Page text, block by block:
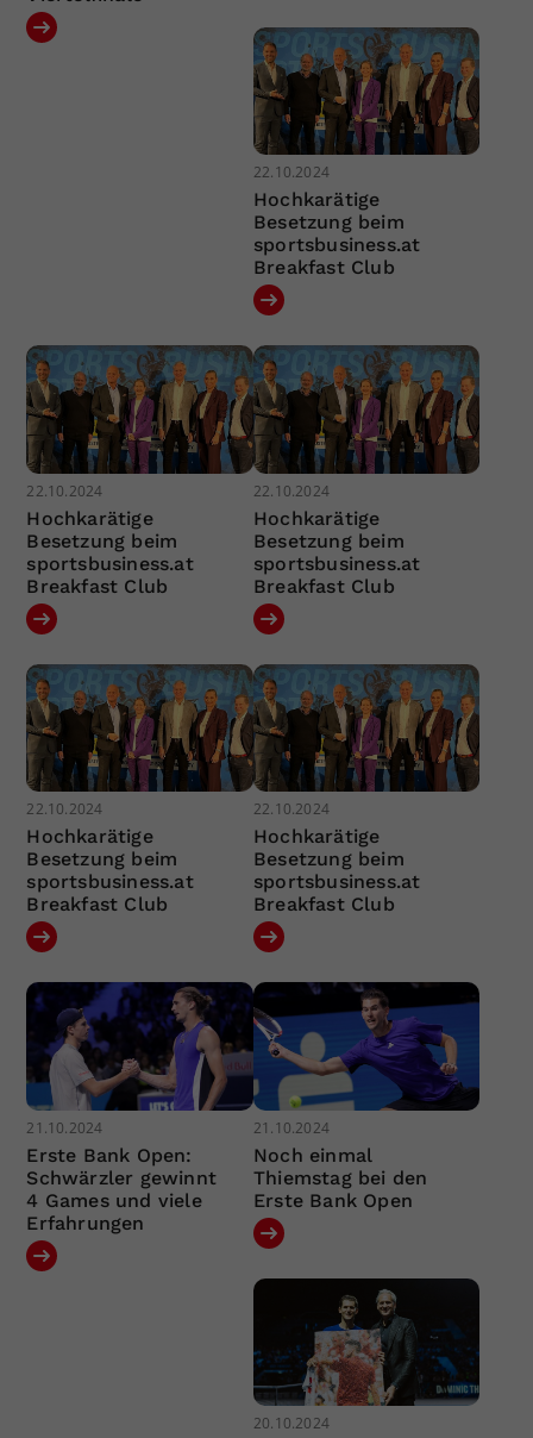
22.10.2024
Hochkarätige
Besetzung beim
sportsbusiness.at
Breakfast Club
22.10.2024
Hochkarätige
Besetzung beim
sportsbusiness.at
Breakfast Club
22.10.2024
Hochkarätige
Besetzung beim
sportsbusiness.at
Breakfast Club
22.10.2024
Hochkarätige
Besetzung beim
sportsbusiness.at
Breakfast Club
22.10.2024
Hochkarätige
Besetzung beim
sportsbusiness.at
Breakfast Club
21.10.2024
Erste Bank Open:
Schwärzler gewinnt
4 Games und viele
Erfahrungen
21.10.2024
Noch einmal
Thiemstag bei den
Erste Bank Open
20.10.2024